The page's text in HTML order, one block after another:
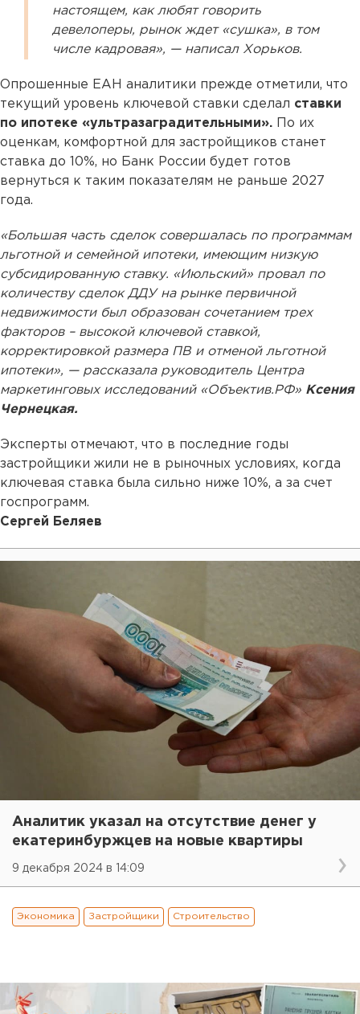
настоящем, как любят говорить
девелоперы, рынок ждет «сушка», в том
числе кадровая», — написал Хорьков.
Опрошенные ЕАН аналитики прежде отметили, что
текущий уровень ключевой ставки сделал ставки
по ипотеке «ультразаградительными». По их
оценкам, комфортной для застройщиков станет
ставка до 10%, но Банк России будет готов
вернуться к таким показателям не раньше 2027
года.
«Большая часть сделок совершалась по программам
льготной и семейной ипотеки, имеющим низкую
субсидированную ставку. «Июльский» провал по
количеству сделок ДДУ на рынке первичной
недвижимости был образован сочетанием трех
факторов – высокой ключевой ставкой,
корректировкой размера ПВ и отменой льготной
ипотеки», — рассказала руководитель Центра
маркетинговых исследований «Объектив.РФ» Ксения
Чернецкая.
Эксперты отмечают, что в последние годы
застройщики жили не в рыночных условиях, когда
ключевая ставка была сильно ниже 10%, а за счет
госпрограмм.
Сергей Беляев
Аналитик указал на отсутствие денег у
екатеринбуржцев на новые квартиры
9 декабря 2024 в 14:09
Экономика Застройщики Строительство